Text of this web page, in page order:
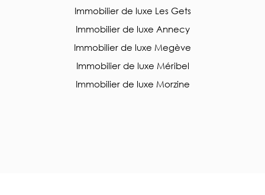
Immobilier de luxe Les Gets
Immobilier de luxe Annecy
Immobilier de luxe Megève
Immobilier de luxe Méribel
Immobilier de luxe Morzine